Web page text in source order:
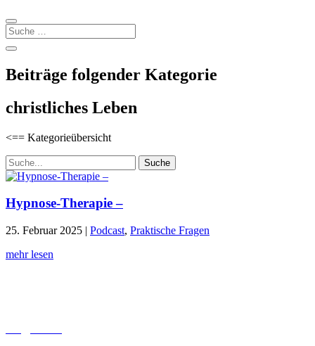
Beiträge folgender Kategorie
christliches Leben
<== Kategorieübersicht
Suchen
nach:
Hypnose-Therapie –
25. Februar 2025 | Podcast, Praktische Fragen
mehr lesen